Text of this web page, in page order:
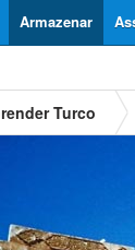
Armazenar
Turco